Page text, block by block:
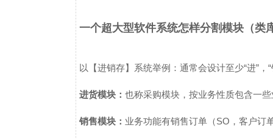
一个超大型软件系统怎样分割模块（类
以【进销存】系统举例：通常会设计至少“进”
进货模块： 也称采购模块，按业务性质包含一
销售模块： 业务功能有销售订单（SO，客户订